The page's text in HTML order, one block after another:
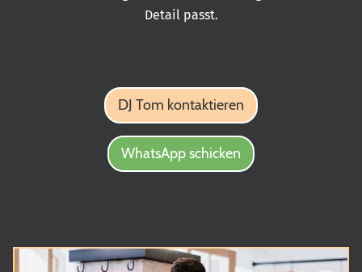
Detail passt.
DJ Tom kontaktieren
WhatsApp schicken